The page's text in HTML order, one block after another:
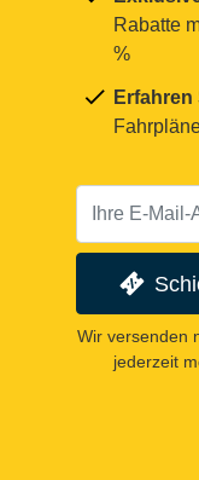
Rabatte
%
Erfahren
Wir versenden
jederzeit